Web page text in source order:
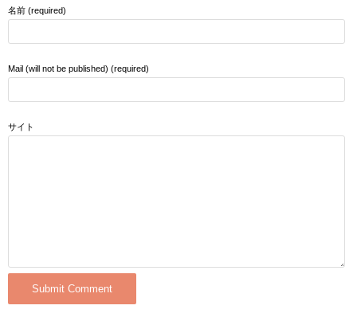
名前 (required)
Mail (will not be published) (required)
サイト